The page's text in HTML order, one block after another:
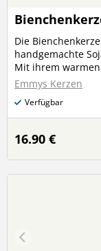
Die
handgemachte
Mit ihrem
sie zum
Geschenk,
zuhause. ✨
Bienchen-Design
Emmys Kerzen
Verfügbar
16.90 €